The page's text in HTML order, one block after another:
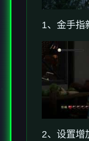
1、金手指
2、设置增